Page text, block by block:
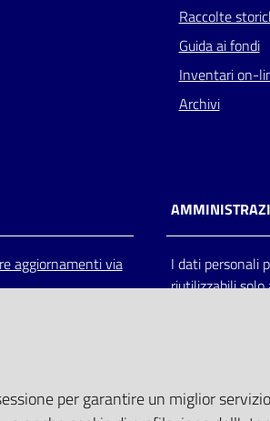
Raccolte
Guida ai fondi
Inventari on-
Archivi
aggiornamenti via
I dati personali
riutilizzabili solo
per garantire un miglior